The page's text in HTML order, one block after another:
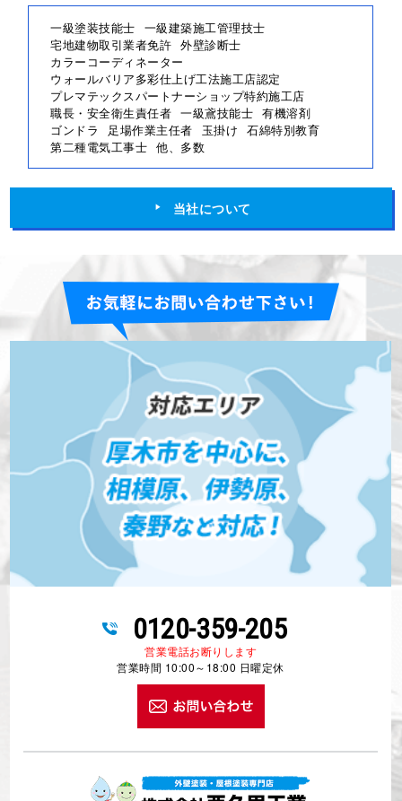
一級塗装技能士 一級建築施工管理技士
宅地建物取引業者免許 外壁診断士
カラーコーディネーター
ウォールバリア多彩仕上げ工法施工店認定
プレマテックスパートナーショップ特約施工店
職長・安全衛生責任者 一級鳶技能士 有機溶剤
ゴンドラ
足場作業主任者 玉掛け 石綿特別教育
第二種電気工事士 他、多数
当社について
0120-359-205
営業電話お断りします
営業時間 10:00～18:00 日曜定休